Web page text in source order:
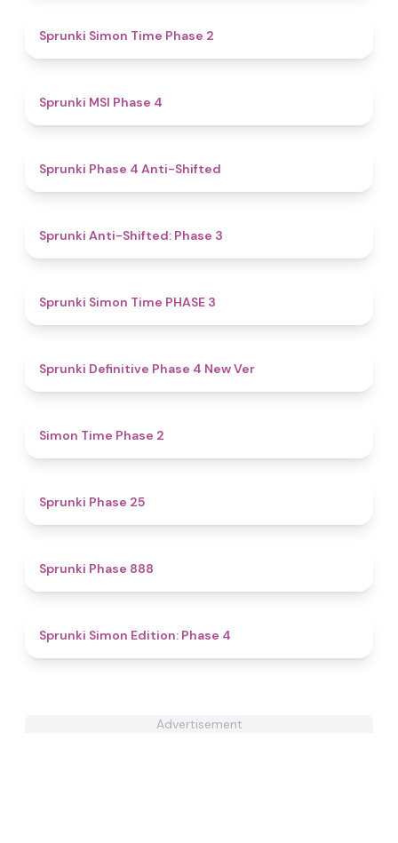
Sprunki Simon Time Phase 2
Sprunki MSI Phase 4
Sprunki Phase 4 Anti-Shifted
Sprunki Anti-Shifted: Phase 3
Sprunki Simon Time PHASE 3
Sprunki Definitive Phase 4 New Ver
Simon Time Phase 2
Sprunki Phase 25
Sprunki Phase 888
Sprunki Simon Edition: Phase 4
Advertisement